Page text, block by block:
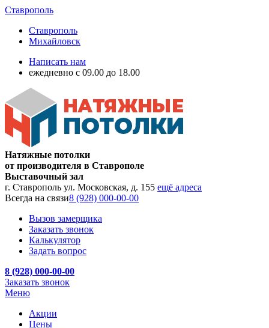
Ставрополь
Ставрополь
Михайловск
Написать нам
ежедневно с 09.00 до 18.00
Натяжные потолки
от производителя в Ставрополе
Выставочный зал
г. Ставрополь ул. Московская, д. 155 ещё адреса
Всегда на связи8 (928) 000-00-00
Вызов замерщика
Заказать звонок
Калькулятор
Задать вопрос
8 (928) 000-00-00
Заказать звонок
Меню
Акции
Цены